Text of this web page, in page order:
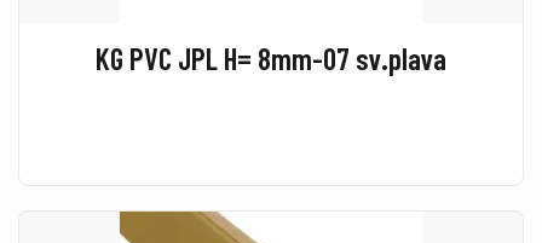
KG PVC JPL H= 8mm-07 sv.plava